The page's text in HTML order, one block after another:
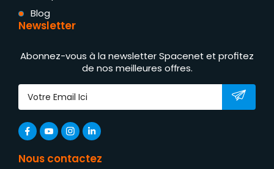
Blog
Newsletter
Abonnez-vous à la newsletter Spacenet et profitez
de nos meilleures offres.
Nous contactez